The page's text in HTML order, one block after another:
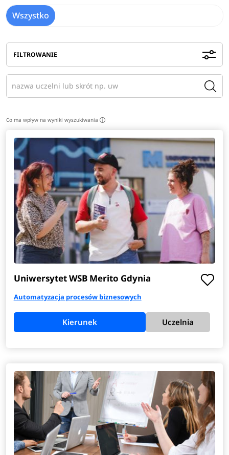
Wszystko
FILTROWANIE
Co ma wpływ na wyniki wyszukiwania i
Uniwersytet WSB Merito Gdynia
Automatyzacja procesów biznesowych
Kierunek Uczelnia